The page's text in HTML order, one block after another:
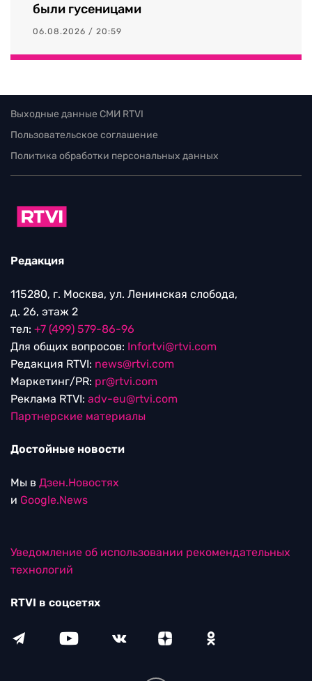
были гусеницами
06.08.2026 / 20:59
Выходные данные СМИ RTVI
Пользовательское соглашение
Политика обработки персональных данных
Редакция
115280, г. Москва, ул. Ленинская слобода,
д. 26, этаж 2
тел: +7 (499) 579-86-96
Для общих вопросов: Infortvi@rtvi.com
Редакция RTVI: news@rtvi.com
Маркетинг/PR: pr@rtvi.com
Реклама RTVI: adv-eu@rtvi.com
Партнерские материалы
Достойные новости
Мы в Дзен.Новостях
и Google.News
Уведомление об использовании рекомендательных
технологий
RTVI в соцсетях